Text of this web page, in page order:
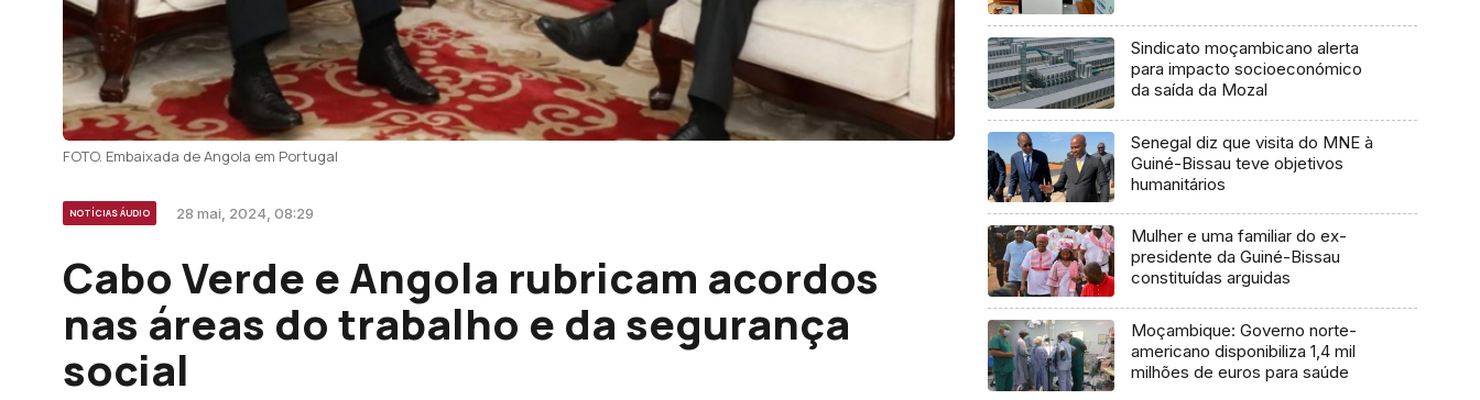
FOTO. Embaixada de Angola em Portugal
NOTÍCIAS ÁUDIO 28 mai, 2024, 08:29
Cabo Verde e Angola rubricam acordos
nas áreas do trabalho e da segurança
social
Sindicato moçambicano alerta
para impacto socioeconómico
da saída da Mozal
Senegal diz que visita do MNE à
Guiné-Bissau teve objetivos
humanitários
Mulher e uma familiar do ex-
presidente da Guiné-Bissau
constituídas arguidas
Moçambique: Governo norte-
americano disponibiliza 1,4 mil
milhões de euros para saúde